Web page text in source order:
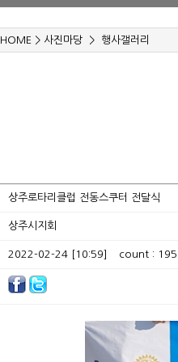
HOME > 사진마당> 행사갤러리
상주로타리클럽 전동스쿠터 전달식
상주시지회
2022-02-24 [10:59] count :